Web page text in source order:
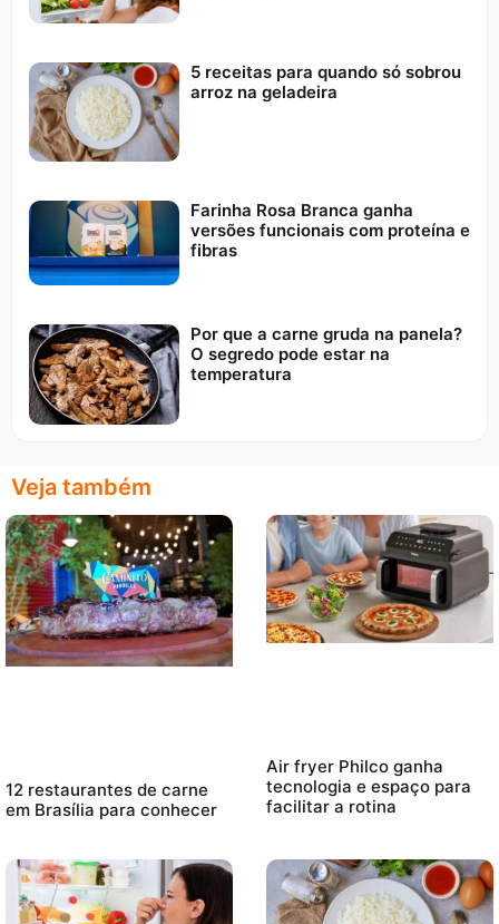
5 receitas para quando só sobrou
arroz na geladeira
Farinha Rosa Branca ganha
versões funcionais com proteína e
fibras
Por que a carne gruda na panela?
O segredo pode estar na
temperatura
Veja também
12 restaurantes de carne
em Brasília para conhecer
Air fryer Philco ganha
tecnologia e espaço para
facilitar a rotina